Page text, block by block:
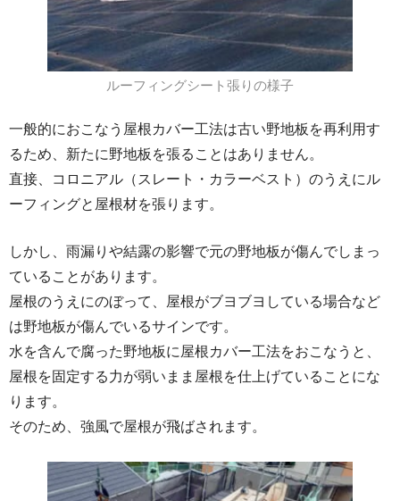
ルーフィングシート張りの様子
一般的におこなう屋根カバー工法は古い野地板を再利用す
るため、新たに野地板を張ることはありません。
直接、コロニアル（スレート・カラーベスト）のうえにル
ーフィングと屋根材を張ります。
しかし、雨漏りや結露の影響で元の野地板が傷んでしまっ
ていることがあります。
屋根のうえにのぼって、屋根がブヨブヨしている場合など
は野地板が傷んでいるサインです。
水を含んで腐った野地板に屋根カバー工法をおこなうと、
屋根を固定する力が弱いまま屋根を仕上げていることにな
ります。
そのため、強風で屋根が飛ばされます。